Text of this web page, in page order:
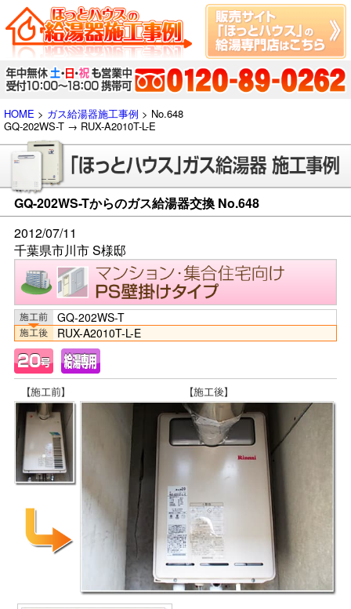
HOME > ガス給湯器施工事例 > No.648
GQ-202WS-T → RUX-A2010T-L-E
GQ-202WS-Tからのガス給湯器交換 No.648
2012/07/11
千葉県市川市 S様邸
GQ-202WS-T
RUX-A2010T-L-E